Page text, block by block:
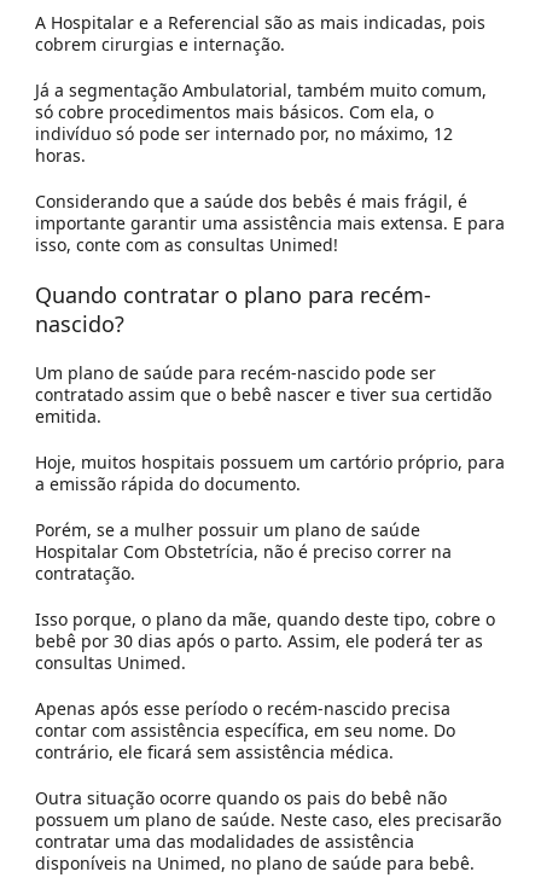
A Hospitalar e a Referencial são as mais indicadas, pois
cobrem cirurgias e internação.
Já a segmentação Ambulatorial, também muito comum,
só cobre procedimentos mais básicos. Com ela, o
indivíduo só pode ser internado por, no máximo, 12
horas.
Considerando que a saúde dos bebês é mais frágil, é
importante garantir uma assistência mais extensa. E para
isso, conte com as consultas Unimed!
Quando contratar o plano para recém-
nascido?
Um plano de saúde para recém-nascido pode ser
contratado assim que o bebê nascer e tiver sua certidão
emitida.
Hoje, muitos hospitais possuem um cartório próprio, para
a emissão rápida do documento.
Porém, se a mulher possuir um plano de saúde
Hospitalar Com Obstetrícia, não é preciso correr na
contratação.
Isso porque, o plano da mãe, quando deste tipo, cobre o
bebê por 30 dias após o parto. Assim, ele poderá ter as
consultas Unimed.
Apenas após esse período o recém-nascido precisa
contar com assistência específica, em seu nome. Do
contrário, ele ficará sem assistência médica.
Outra situação ocorre quando os pais do bebê não
possuem um plano de saúde. Neste caso, eles precisarão
contratar uma das modalidades de assistência
disponíveis na Unimed, no plano de saúde para bebê.